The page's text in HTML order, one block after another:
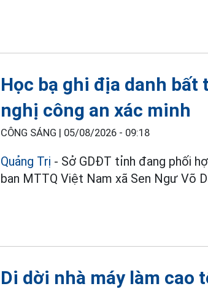
Học bạ ghi địa danh bất
nghị công an xác minh
CÔNG SÁNG | 05/08/2026 - 09:18
Quảng Trị - Sở GDĐT tỉnh đang phối
ban MTTQ Việt Nam xã Sen Ngư Võ
Di dời nhà máy làm cao